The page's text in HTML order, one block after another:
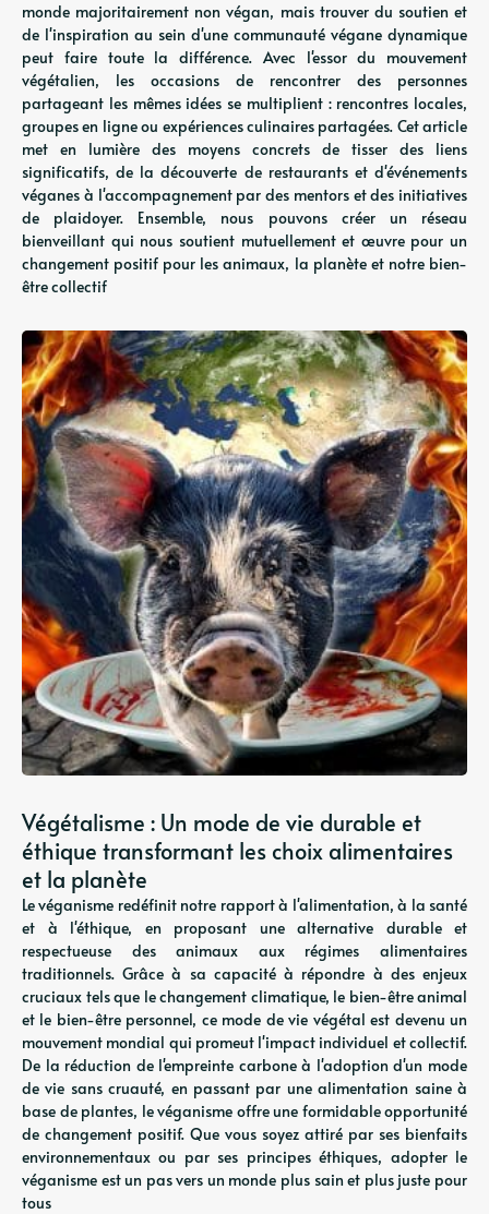
monde majoritairement non végan, mais trouver du soutien et
de l'inspiration au sein d'une communauté végane dynamique
peut faire toute la différence. Avec l'essor du mouvement
végétalien, les occasions de rencontrer des personnes
partageant les mêmes idées se multiplient : rencontres locales,
groupes en ligne ou expériences culinaires partagées. Cet article
met en lumière des moyens concrets de tisser des liens
significatifs, de la découverte de restaurants et d'événements
véganes à l'accompagnement par des mentors et des initiatives
de plaidoyer. Ensemble, nous pouvons créer un réseau
bienveillant qui nous soutient mutuellement et œuvre pour un
changement positif pour les animaux, la planète et notre bien-
être collectif
Végétalisme : Un mode de vie durable et
éthique transformant les choix alimentaires
et la planète
Le véganisme redéfinit notre rapport à l'alimentation, à la santé
et à l'éthique, en proposant une alternative durable et
respectueuse des animaux aux régimes alimentaires
traditionnels. Grâce à sa capacité à répondre à des enjeux
cruciaux tels que le changement climatique, le bien-être animal
et le bien-être personnel, ce mode de vie végétal est devenu un
mouvement mondial qui promeut l'impact individuel et collectif.
De la réduction de l'empreinte carbone à l'adoption d'un mode
de vie sans cruauté, en passant par une alimentation saine à
base de plantes, le véganisme offre une formidable opportunité
de changement positif. Que vous soyez attiré par ses bienfaits
environnementaux ou par ses principes éthiques, adopter le
véganisme est un pas vers un monde plus sain et plus juste pour
tous